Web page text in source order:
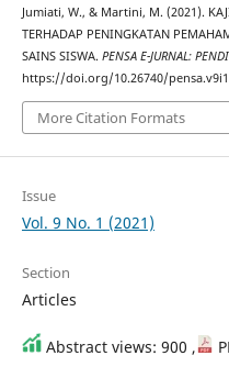
Jumiati, W., & Martini, M. (2021).
TERHADAP PENINGKATAN
SAINS SISWA. PENSA E-JURNAL:
https://doi.org/10.26740/
More Citation Formats
Issue
Vol. 9 No. 1 (2021)
Section
Articles
Abstract views: 900 ,